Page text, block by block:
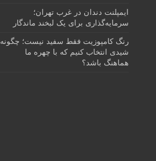
ایمپلنت دندان در غرب تهران؛
سرمایه‌گذاری برای یک لبخند ماندگار
رنگ کامپوزیت فقط سفید نیست؛ چگونه
شیدی انتخاب کنیم که با چهره ما
هماهنگ باشد؟